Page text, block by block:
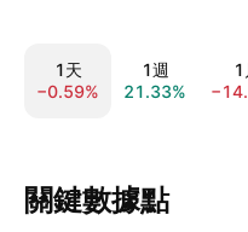
1天
−0.59%
1週
21.33%
1
關鍵數據點